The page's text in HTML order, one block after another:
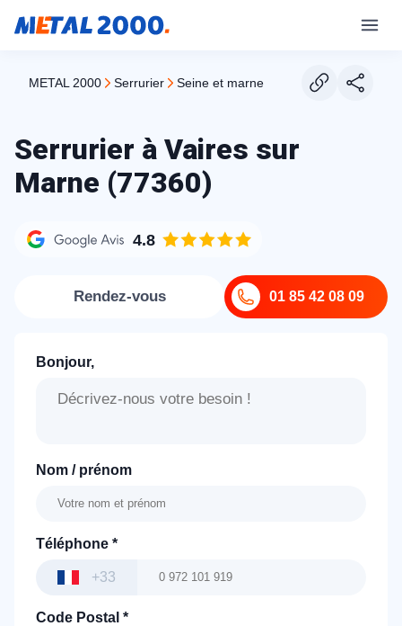
METAL 2000 serrurier seine et marne
Serrurier à Vaires sur
Marne (77360)
4.8
01 85 42 08 09
Rendez-vous
Bonjour,
Nom / prénom
Téléphone *
+33
Code Postal *